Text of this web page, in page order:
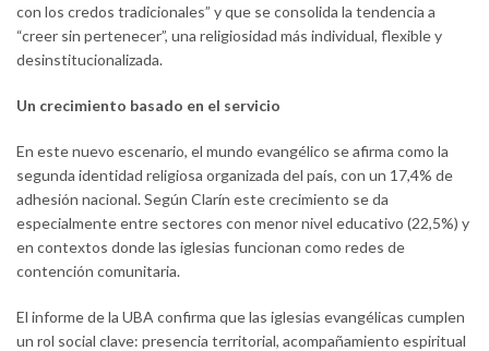
con los credos tradicionales” y que se consolida la tendencia a
“creer sin pertenecer”, una religiosidad más individual, flexible y
desinstitucionalizada.
Un crecimiento basado en el servicio
En este nuevo escenario, el mundo evangélico se afirma como la
segunda identidad religiosa organizada del país, con un 17,4% de
adhesión nacional. Según Clarín este crecimiento se da
especialmente entre sectores con menor nivel educativo (22,5%) y
en contextos donde las iglesias funcionan como redes de
contención comunitaria.
El informe de la UBA confirma que las iglesias evangélicas cumplen
un rol social clave: presencia territorial, acompañamiento espiritual